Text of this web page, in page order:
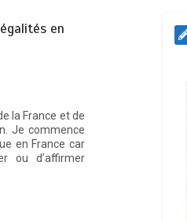
en
la France et de
Je commence
en France car
ou d’affirmer